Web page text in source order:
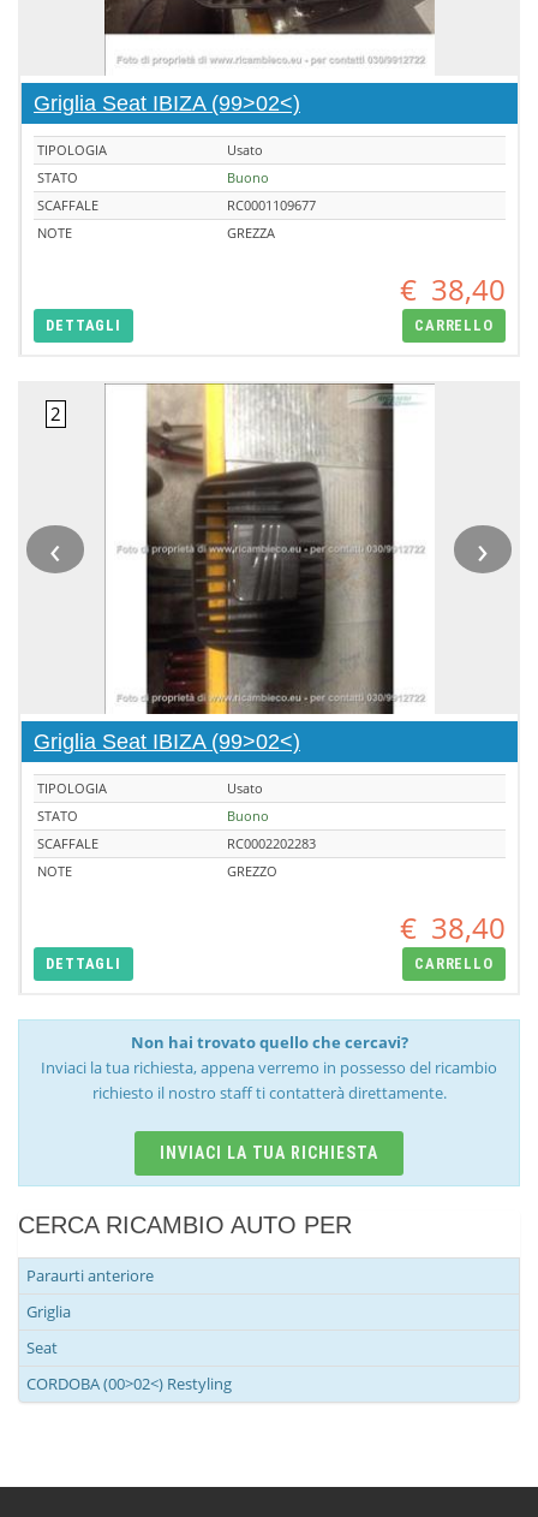
Griglia Seat IBIZA (99>02<)
TIPOLOGIA
Usato
STATO
Buono
SCAFFALE
RC0001109677
NOTE
GREZZA
€ 38,40
DETTAGLI CARRELLO
‹ ›
Griglia Seat IBIZA (99>02<)
TIPOLOGIA
Usato
STATO
Buono
SCAFFALE
RC0002202283
NOTE
GREZZO
€ 38,40
DETTAGLI CARRELLO
Non hai trovato quello che cercavi?
Inviaci la tua richiesta, appena verremo in possesso del ricambio
richiesto il nostro staff ti contatterà direttamente.
INVIACI LA TUA RICHIESTA
CERCA RICAMBIO AUTO PER
Paraurti anteriore
Griglia
Seat
CORDOBA (00>02<) Restyling